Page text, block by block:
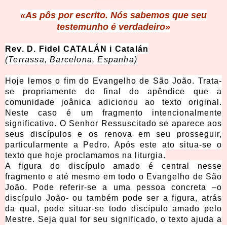
«As pôs por escrito. Nós sabemos que seu
testemunho é verdadeiro»
Rev. D. Fidel CATALÁN i Catalán
(Terrassa, Barcelona, Espanha)
Hoje lemos o fim do Evangelho de São João. Trata-
se propriamente do final do apêndice que a
comunidade joânica adicionou ao texto original.
Neste caso é um fragmento intencionalmente
significativo. O Senhor Ressuscitado se aparece aos
seus discípulos e os renova em seu prosseguir,
particularmente a Pedro. Após este ato situa-se o
texto que hoje proclamamos na liturgia.
A figura do discípulo amado é central nesse
fragmento e até mesmo em todo o Evangelho de São
João. Pode referir-se a uma pessoa concreta –o
discípulo João- ou também pode ser a figura, atrás
da qual, pode situar-se todo discípulo amado pelo
Mestre. Seja qual for seu significado, o texto ajuda a